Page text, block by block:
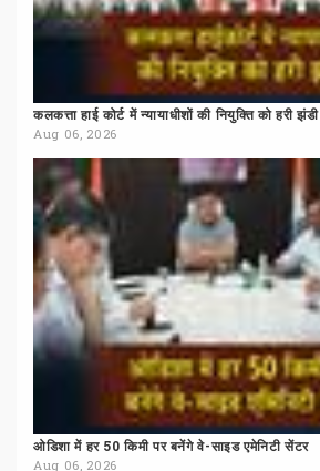
कलकत्ता हाई कोर्ट में न्यायाधीशों की नियुक्ति को हरी झंडी
Aug 06, 2026
ओडिशा में हर 50 किमी पर बनेंगे वे-साइड एमेनिटी सेंटर
Aug 06, 2026